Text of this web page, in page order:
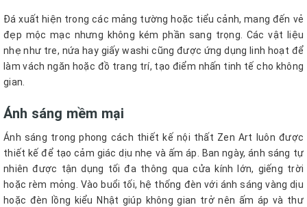
Đá xuất hiện trong các mảng tường hoặc tiểu cảnh, mang đến vẻ
đẹp mộc mạc nhưng không kém phần sang trọng. Các vật liệu
nhẹ như tre, nứa hay giấy washi cũng được ứng dụng linh hoạt để
làm vách ngăn hoặc đồ trang trí, tạo điểm nhấn tinh tế cho không
gian.
Ánh sáng mềm mại
Ánh sáng trong phong cách thiết kế nội thất Zen Art luôn được
thiết kế để tạo cảm giác dịu nhẹ và ấm áp. Ban ngày, ánh sáng tự
nhiên được tận dụng tối đa thông qua cửa kính lớn, giếng trời
hoặc rèm mỏng. Vào buổi tối, hệ thống đèn với ánh sáng vàng dịu
hoặc đèn lồng kiểu Nhật giúp không gian trở nên ấm áp và thư